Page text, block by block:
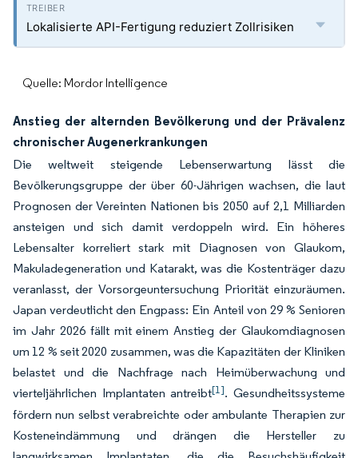
Lokalisierte API-Fertigung reduziert Zollrisiken
Quelle: Mordor Intelligence
Anstieg der alternden Bevölkerung und der Prävalenz
chronischer Augenerkrankungen
Die weltweit steigende Lebenserwartung lässt die
Bevölkerungsgruppe der über 60-Jährigen wachsen, die laut
Prognosen der Vereinten Nationen bis 2050 auf 2,1 Milliarden
ansteigen und sich damit verdoppeln wird. Ein höheres
Lebensalter korreliert stark mit Diagnosen von Glaukom,
Makuladegeneration und Katarakt, was die Kostenträger dazu
veranlasst, der Vorsorgeuntersuchung Priorität einzuräumen.
Japan verdeutlicht den Engpass: Ein Anteil von 29 % Senioren
im Jahr 2026 fällt mit einem Anstieg der Glaukomdiagnosen
um 12 % seit 2020 zusammen, was die Kapazitäten der Kliniken
belastet und die Nachfrage nach Heimüberwachung und
vierteljährlichen Implantaten antreibt[1]. Gesundheitssysteme
fördern nun selbst verabreichte oder ambulante Therapien zur
Kosteneindämmung und drängen die Hersteller zu